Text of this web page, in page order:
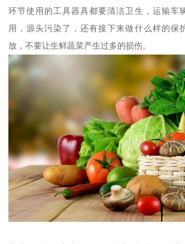
环节使用的工具器具都要清洁卫生，运输车
用，源头污染了，还有接下来做什么样的保
放，不要让生鲜蔬菜产生过多的损伤。